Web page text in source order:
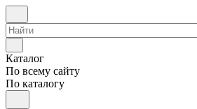
Каталог
По всему сайту
По каталогу